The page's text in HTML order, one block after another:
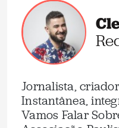
Jornalista,
Instantânea,
Vamos Falar